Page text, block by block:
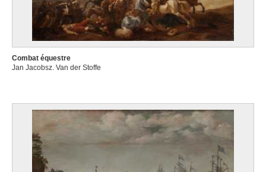
Combat équestre
Jan Jacobsz. Van der Stoffe